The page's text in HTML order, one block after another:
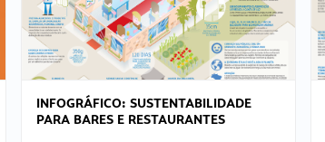
INFOGRÁFICO: SUSTENTABILIDADE
PARA BARES E RESTAURANTES